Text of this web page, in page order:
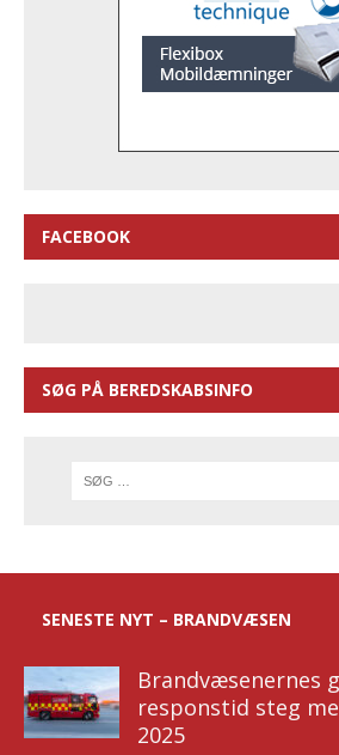
FACEBOOK
SØG PÅ BEREDSKABSINFO
SENESTE NYT – BRANDVÆSEN
Brandvæsenernes
responstid steg
2025